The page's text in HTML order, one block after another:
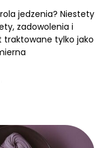
jedzenia? Niestety
zadowolenia i
traktowane tylko jako